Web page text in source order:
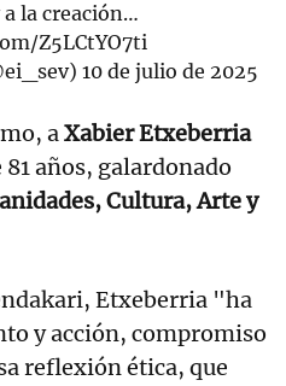
la creación…
Z5LCtYO7ti
10 de julio de 2025
aXabier Etxeberria
años, galardonado
Cultura, Arte y
Etxeberria "ha
y acción, compromiso
reflexión ética, que